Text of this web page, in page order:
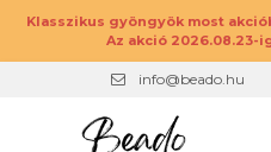
Klasszikus gyöngyök most
Az akció 2026.08.23-
info@beado.hu